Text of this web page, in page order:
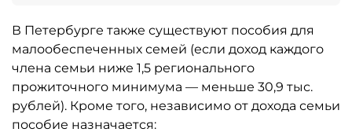
В Петербурге также существуют пособия для
малообеспеченных семей (если доход каждого
члена семьи ниже 1,5 регионального
прожиточного минимума — меньше 30,9 тыс.
рублей). Кроме того, независимо от дохода семьи
пособие назначается: